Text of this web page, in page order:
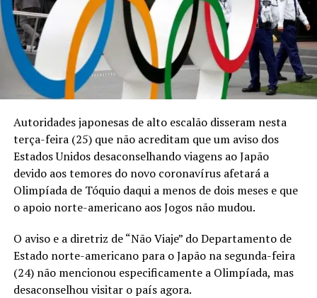
Autoridades japonesas de alto escalão disseram nesta
terça-feira (25) que não acreditam que um aviso dos
Estados Unidos desaconselhando viagens ao Japão
devido aos temores do novo coronavírus afetará a
Olimpíada de Tóquio daqui a menos de dois meses e que
o apoio norte-americano aos Jogos não mudou.
O aviso e a diretriz de “Não Viaje” do Departamento de
Estado norte-americano para o Japão na segunda-feira
(24) não mencionou especificamente a Olimpíada, mas
desaconselhou visitar o país agora.